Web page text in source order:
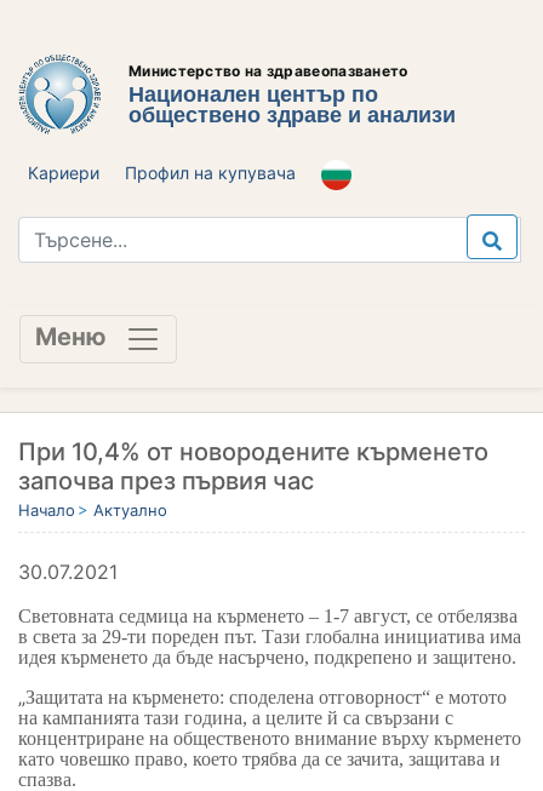
Министерство на здравеопазването
Национален център по
обществено здраве и анализи
Кариери Профил на купувача
Меню
При 10,4% от новородените кърменето
започва през първия час
Начало Актуално
30.07.2021
Световната седмица на кърменето – 1-7 август, се отбелязва
в света за 29-ти пореден път. Тази глобална инициатива има
идея кърменето да бъде насърчено, подкрепено и защитено.
„Защитата на кърменето: споделена отговорност“ е мотото
на кампанията тази година, а целите й са свързани с
концентриране на общественото внимание върху кърменето
като човешко право, което трябва да се зачита, защитава и
спазва.